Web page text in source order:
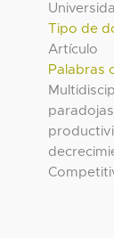
Tipo de
Artículo
Palabras
paradojas